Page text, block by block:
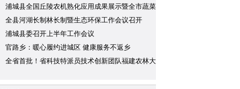
浦城县全国丘陵农机熟化应用成果展示暨全市蔬菜
机械化推广现场会成功举办
全县河湖长制林长制暨生态环保工作会议召开
浦城县委召开上半年工作会议
官路乡：暖心履约进城区 健康服务不返乡
全省首批！省科技特派员技术创新团队福建农林大